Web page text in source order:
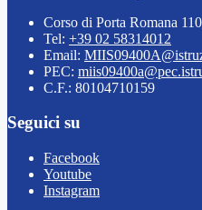
Corso di Porta Romana
Tel: +39 02 58314012
Email:
PEC:
C.F.: 80104710159
Seguici su
Facebook
Youtube
Instagram